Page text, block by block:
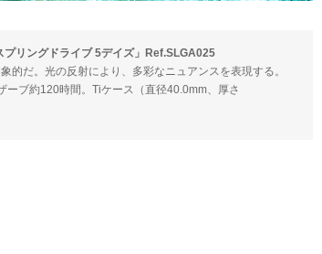
リングドライブ 5デイズ」Ref.SLGA025
的だ。光の反射により、多彩なニュアンスを表現する。
ブ約120時間。Tiケース（直径40.0mm、厚さ